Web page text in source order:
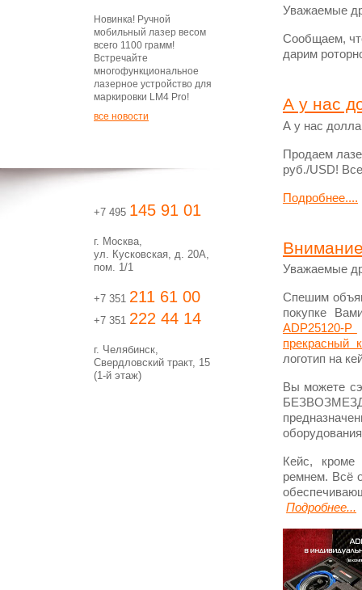
Новинка! Ручной
мобильный лазер весом
всего 1100 грамм!
Встречайте
многофункциональное
лазерное устройство для
маркировки LM4 Pro!
все новости
+7 495 145 91 01
г. Москва,
ул. Кусковская, д. 20А,
пом. 1/1
+7 351 211 61 00
+7 351 222 44 14
г. Челябинск,
Свердловский тракт, 15
(1-й этаж)
Уважаемые
Сообщаем,
дарим
А у нас
А у нас
Продаем
руб./USD!
Подробнее....
Уважаемые
Спешим
покупке
ADP25120-P
прекрасный
логотип на
Вы можете
Кейс,
ремнем. Всё
Подробнее...